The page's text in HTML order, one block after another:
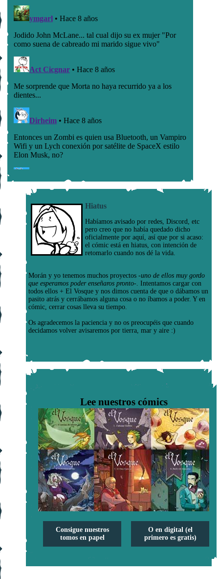
Hiatus
Habíamos avisado por redes, Discord, etc
pero creo que no había quedado dicho
oficialmente por aquí, así que por si acaso:
el cómic está en hiatus, con intención de
retomarlo cuando nos dé la vida.
Morán y yo tenemos muchos proyectos -uno de ellos muy gordo
que esperamos poder enseñaros pronto-. Intentamos cargar con
todos ellos + El Vosque y nos dimos cuenta de que o dábamos un
pasito atrás y cerrábamos alguna cosa o no íbamos a poder. Y en
cómic, cerrar cosas lleva su tiempo.
Os agradecemos la paciencia y no os preocupéis que cuando
decidamos volver avisaremos por tierra, mar y aire :)
Lee nuestros cómics
Consigue nuestros
tomos en papel
O en digital (el
primero es gratis)